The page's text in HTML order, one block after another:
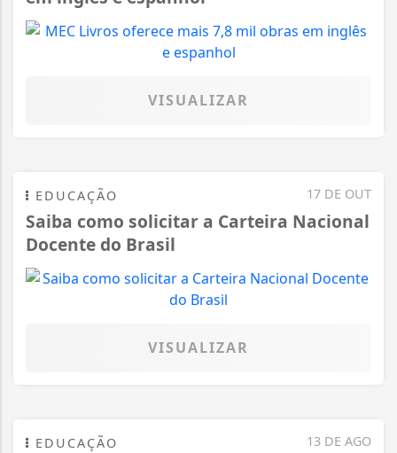
VISUALIZAR
17 DE OUT
EDUCAÇÃO
Saiba como solicitar a Carteira Nacional
Docente do Brasil
VISUALIZAR
13 DE AGO
EDUCAÇÃO